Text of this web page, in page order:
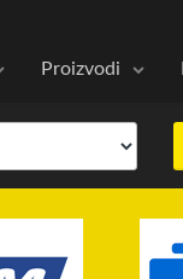
Proizvodi